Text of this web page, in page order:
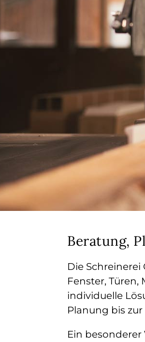
Beratung,
Die
Fenster,
individuelle
Planung bis
Ein